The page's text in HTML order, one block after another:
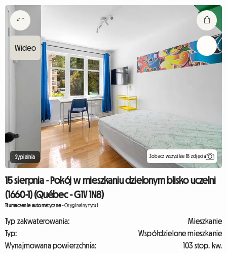
Sypialnia Zobacz wszystkie 18 zdjęcia
15 sierpnia - Pokój w mieszkaniu dzielonym blisko uczelni
(1660-1) (Québec - G1V 1N8)
Tłumaczenie automatyczne-Oryginalny tytuł
Typ zakwaterowania:
Mieszkanie
Typ:
Współdzielone mieszkanie
Wynajmowana powierzchnia:
103 stop. kw.